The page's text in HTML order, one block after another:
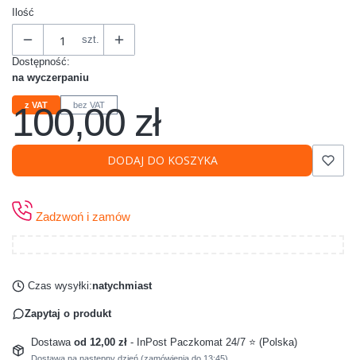
Ilość
szt.
Dostępność:
na wyczerpaniu
z VAT bez VAT
Cena
100,00 zł
DODAJ DO KOSZYKA
Zadzwoń i zamów
Czas wysyłki:natychmiast
Zapytaj o produkt
Dostawa od 12,00 zł - InPost Paczkomat 24/7 ⭐ (Polska)